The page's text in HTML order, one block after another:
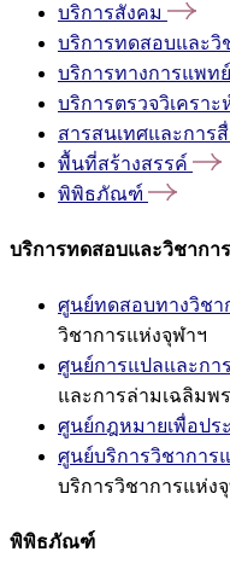
บริการสังคม
บริการทดสอบและวิ
บริการทางการแพทย์
บริการตรวจวิเครา
สารสนเทศและการ
พื้นที่สร้างสรรค์
พิพิธภัณฑ์
บริการทดสอบและวิชาการ
ศูนย์ทดสอบทางวิชา
วิชาการแห่งจุฬาฯ
ศูนย์การแปลและกา
และการล่ามเฉลิมพ
ศูนย์กฎหมายเพื่อปร
ศูนย์บริการวิชาการ
บริการวิชาการแห่ง
พิพิธภัณฑ์